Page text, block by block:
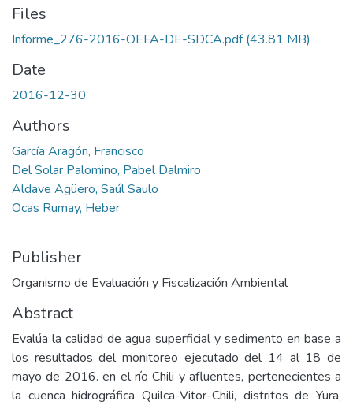
Files
Informe_276-2016-OEFA-DE-SDCA.pdf(43.81 MB)
Date
2016-12-30
Authors
García Aragón, Francisco
Del Solar Palomino, Pabel Dalmiro
Aldave Agüero, Saúl Saulo
Ocas Rumay, Heber
Publisher
Organismo de Evaluación y Fiscalización Ambiental
Abstract
Evalúa la calidad de agua superficial y sedimento en base a
los resultados del monitoreo ejecutado del 14 al 18 de
mayo de 2016. en el río Chili y afluentes, pertenecientes a
la cuenca hidrográfica Quilca-Vitor-Chili, distritos de Yura,